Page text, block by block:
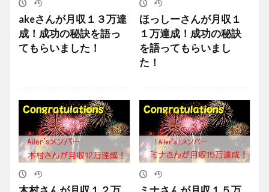
akeさんが月収１３万達
成！成功の秘訣を語っ
てもらいました！
ほっしーさんが月収１
１万達成！成功の秘訣
を語ってもらいまし
た！